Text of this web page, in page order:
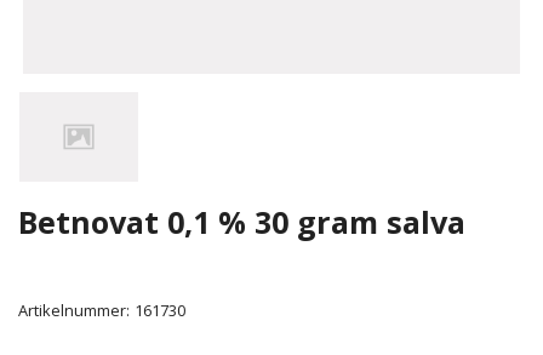
Betnovat 0,1 % 30 gram salva
Artikelnummer: 161730